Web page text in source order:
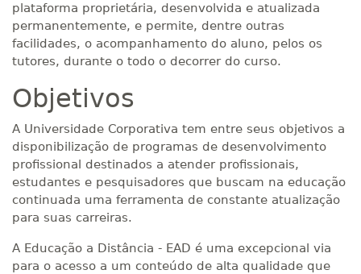
plataforma proprietária, desenvolvida e atualizada
permanentemente, e permite, dentre outras
facilidades, o acompanhamento do aluno, pelos os
tutores, durante o todo o decorrer do curso.
Objetivos
A Universidade Corporativa tem entre seus objetivos a
disponibilização de programas de desenvolvimento
profissional destinados a atender profissionais,
estudantes e pesquisadores que buscam na educação
continuada uma ferramenta de constante atualização
para suas carreiras.
A Educação a Distância - EAD é uma excepcional via
para o acesso a um conteúdo de alta qualidade que